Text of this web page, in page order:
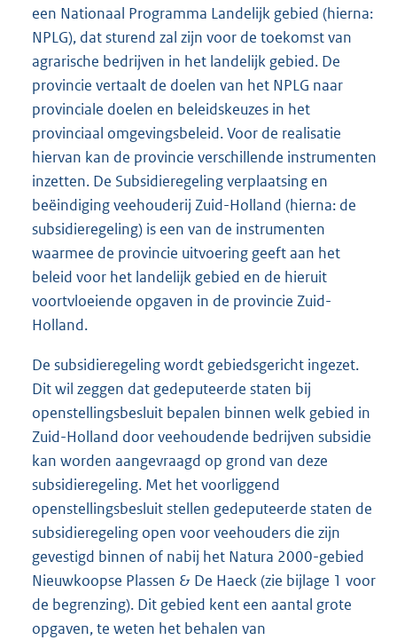
een Nationaal Programma Landelijk gebied (hierna:
NPLG), dat sturend zal zijn voor de toekomst van
agrarische bedrijven in het landelijk gebied. De
provincie vertaalt de doelen van het NPLG naar
provinciale doelen en beleidskeuzes in het
provinciaal omgevingsbeleid. Voor de realisatie
hiervan kan de provincie verschillende instrumenten
inzetten. De Subsidieregeling verplaatsing en
beëindiging veehouderij Zuid-Holland (hierna: de
subsidieregeling) is een van de instrumenten
waarmee de provincie uitvoering geeft aan het
beleid voor het landelijk gebied en de hieruit
voortvloeiende opgaven in de provincie Zuid-
Holland.
De subsidieregeling wordt gebiedsgericht ingezet.
Dit wil zeggen dat gedeputeerde staten bij
openstellingsbesluit bepalen binnen welk gebied in
Zuid-Holland door veehoudende bedrijven subsidie
kan worden aangevraagd op grond van deze
subsidieregeling. Met het voorliggend
openstellingsbesluit stellen gedeputeerde staten de
subsidieregeling open voor veehouders die zijn
gevestigd binnen of nabij het Natura 2000-gebied
Nieuwkoopse Plassen & De Haeck (zie bijlage 1 voor
de begrenzing). Dit gebied kent een aantal grote
opgaven, te weten het behalen van